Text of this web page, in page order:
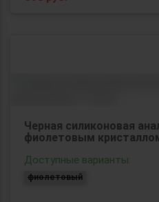
Черная силиконовая
фиолетовым
Доступные варианты:
фиолетовый